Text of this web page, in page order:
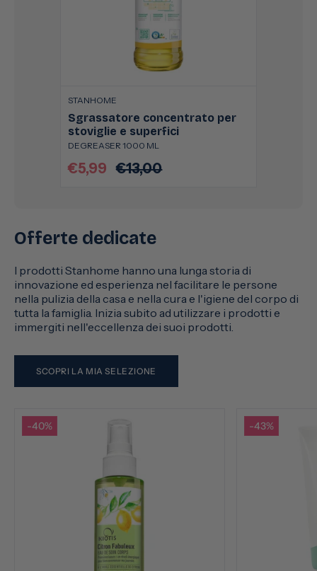
STANHOME
Sgrassatore concentrato per
stoviglie e superfici
DEGREASER 1000 ML
Prezzo
€5,99
Prezzo
€13,00
Offerte dedicate
I prodotti Stanhome hanno una lunga storia di
innovazione ed esperienza nel facilitare le persone
nella pulizia della casa e nella cura e l'igiene del corpo di
tutta la famiglia. Inizia subito ad utilizzare i prodotti e
immergiti nell'eccellenza dei suoi prodotti.
SCOPRI LA MIA SELEZIONE
-40% -43%